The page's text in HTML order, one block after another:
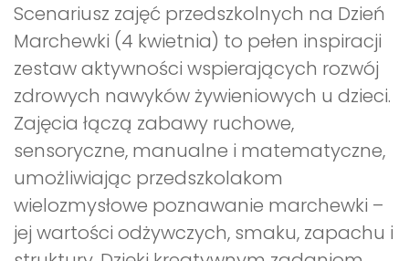
Scenariusz zajęć przedszkolnych na Dzień
Marchewki (4 kwietnia) to pełen inspiracji
zestaw aktywności wspierających rozwój
zdrowych nawyków żywieniowych u dzieci.
Zajęcia łączą zabawy ruchowe,
sensoryczne, manualne i matematyczne,
umożliwiając przedszkolakom
wielozmysłowe poznawanie marchewki –
jej wartości odżywczych, smaku, zapachu i